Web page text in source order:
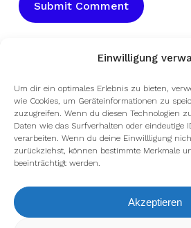
Einwilligung
Um dir ein optimales Erlebnis zu bieten,
wie Cookies, um Geräteinformationen zu
zuzugreifen. Wenn du diesen Technologien
Daten wie das Surfverhalten oder eindeutige
verarbeiten. Wenn du deine Einwillligung
zurückziehst, können bestimmte Merkmale
beeinträchtigt werden.
Akzeptieren